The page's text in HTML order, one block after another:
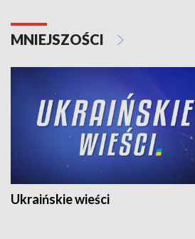
MNIEJSZOŚCI
Ukraińskie wieści